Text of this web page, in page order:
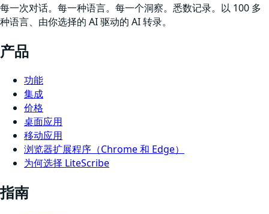
每一次对话。每一种语言。每一个洞察。悉数记录。以 100 多
种语言、由你选择的 AI 驱动的 AI 转录。
产品
功能
集成
价格
桌面应用
移动应用
浏览器扩展程序（Chrome 和 Edge）
为何选择 LiteScribe
指南